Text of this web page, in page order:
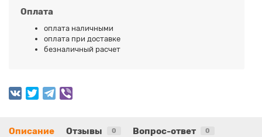
Оплата
оплата наличными
оплата при доставке
безналичный расчет
Описание Отзывы 0 Вопрос-ответ 0